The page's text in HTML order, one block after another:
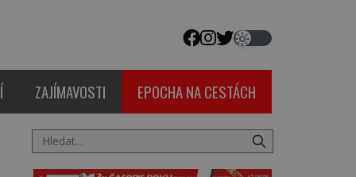
ZAJÍMAVOSTI EPOCHA NA CESTÁCH